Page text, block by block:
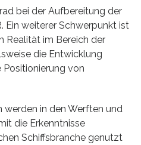
bei der Aufbereitung der
Ein weiterer Schwerpunkt ist
Realität im Bereich der
die Entwicklung
von
werden in den Werften und
die Erkenntnisse
Schiffsbranche genutzt